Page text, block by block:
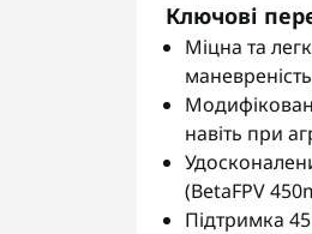
Ключові
Міцна та
навіть при
(BetaFPV
Підтримка